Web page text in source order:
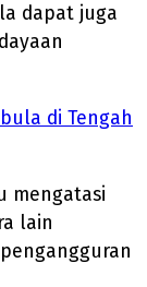
dapat juga
di Tengah
mengatasi
lain